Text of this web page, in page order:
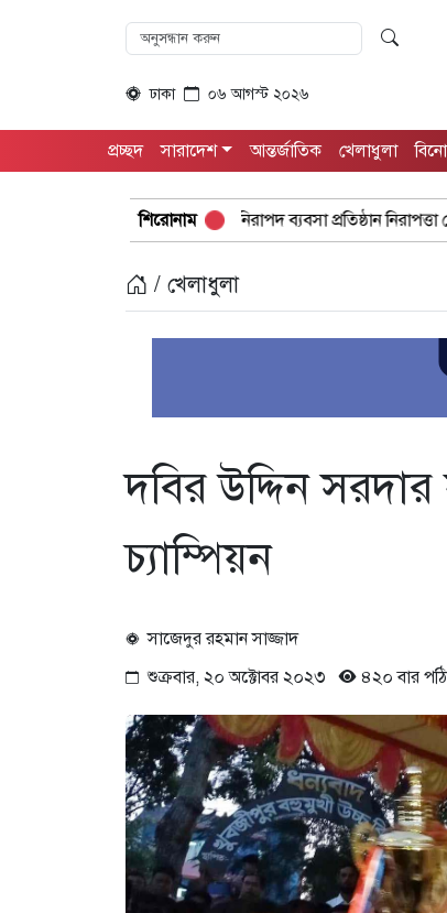
ঢাকা ০৬ আগস্ট ২০২৬
প্রচ্ছদ সারাদেশ আন্তর্জাতিক খেলাধুলা
শিরোনাম
শঙ্কিত জীবন-অনিরাপদ ব্যবসা প্রতিষ্ঠান নিরাপত্তা চেয়ে ব্যবসায়ীর
/ খেলাধুলা
দবির উদ্দিন
চ্যাম্পিয়ন
সাজেদুর রহমান সাজ্জাদ
শুক্রবার, ২০ অক্টোবর ২০২৩
৪২০ বার